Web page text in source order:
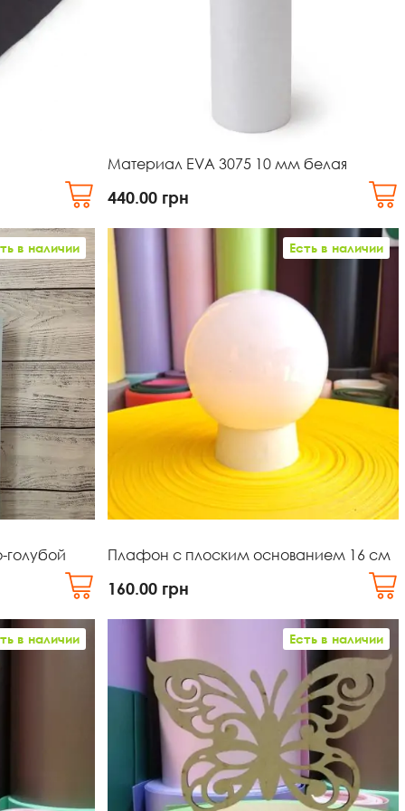
Материал EVA 3075 10 мм белая
440.00 грн
в наличии
голубой
Есть в наличии
Плафон с плоским основанием 16 см
160.00 грн
в наличии Есть в наличии